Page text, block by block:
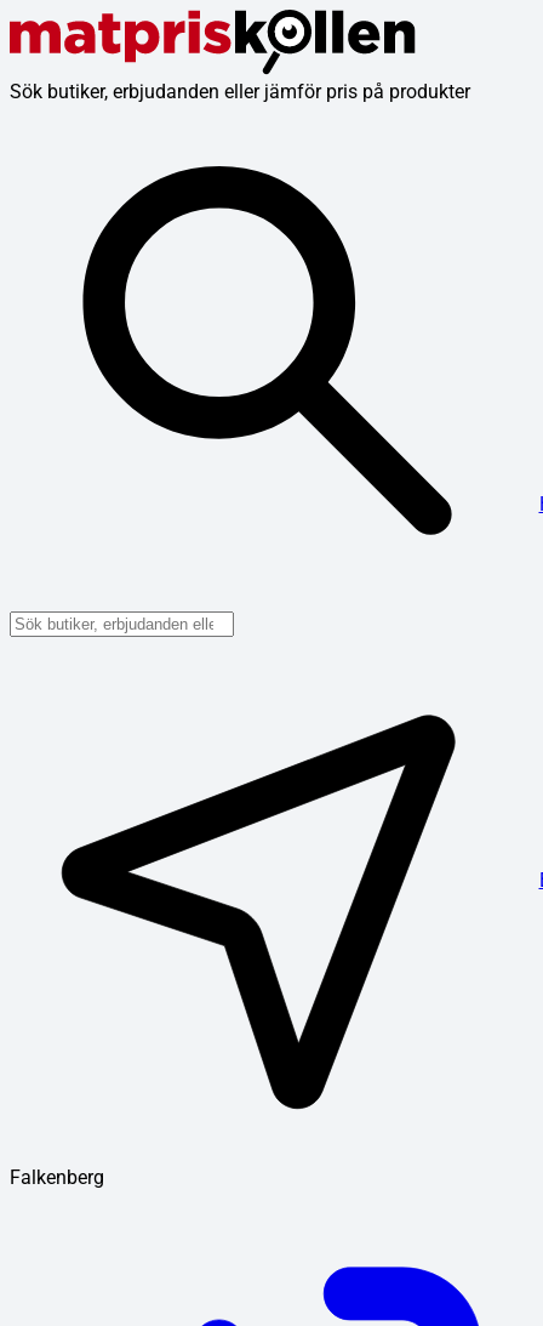
Sök butiker, erbjudanden eller jämför pris på produkter
Falkenberg